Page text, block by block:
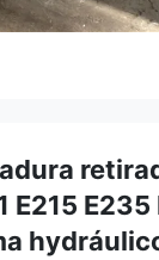
E215 E235